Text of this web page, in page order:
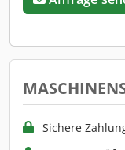
Sichere